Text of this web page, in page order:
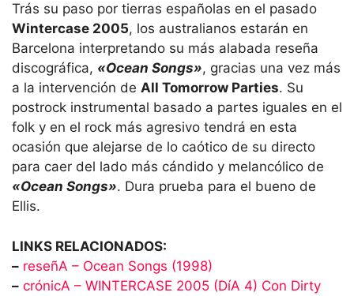
Trás su paso por tierras españolas en el pasado
Wintercase 2005, los australianos estarán en
Barcelona interpretando su más alabada reseña
discográfica, «Ocean Songs», gracias una vez más
a la intervención de All Tomorrow Parties. Su
postrock instrumental basado a partes iguales en el
folk y en el rock más agresivo tendrá en esta
ocasión que alejarse de lo caótico de su directo
para caer del lado más cándido y melancólico de
«Ocean Songs». Dura prueba para el bueno de
Ellis.
LINKS RELACIONADOS:
– reseñA – Ocean Songs (1998)
– crónicA – WINTERCASE 2005 (DíA 4) Con Dirty